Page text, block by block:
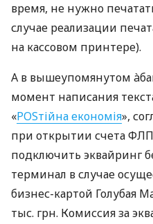
время, не нужно
случае реализации
на кассовом принтере).
А в вышеупомянутом
момент написания
«POSтійна економія»,
при открытии счета
подключить эквайринг
терминал в случае
бизнес-картой Голубая
тыс. грн. Комиссия за